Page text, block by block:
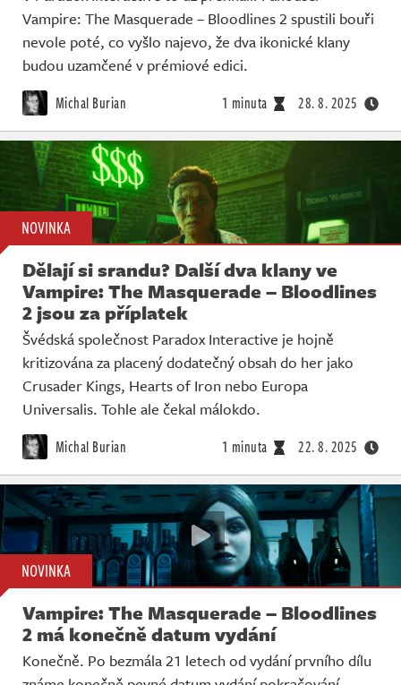
Vampire: The Masquerade – Bloodlines 2 spustili bouři
nevole poté, co vyšlo najevo, že dva ikonické klany
budou uzamčené v prémiové edici.
Michal Burian 1 minuta 28. 8. 2025
NOVINKA
Dělají si srandu? Další dva klany ve
Vampire: The Masquerade – Bloodlines
2 jsou za příplatek
Švédská společnost Paradox Interactive je hojně
kritizována za placený dodatečný obsah do her jako
Crusader Kings, Hearts of Iron nebo Europa
Universalis. Tohle ale čekal málokdo.
Michal Burian 1 minuta 22. 8. 2025
NOVINKA
Vampire: The Masquerade – Bloodlines
2 má konečně datum vydání
Konečně. Po bezmála 21 letech od vydání prvního dílu